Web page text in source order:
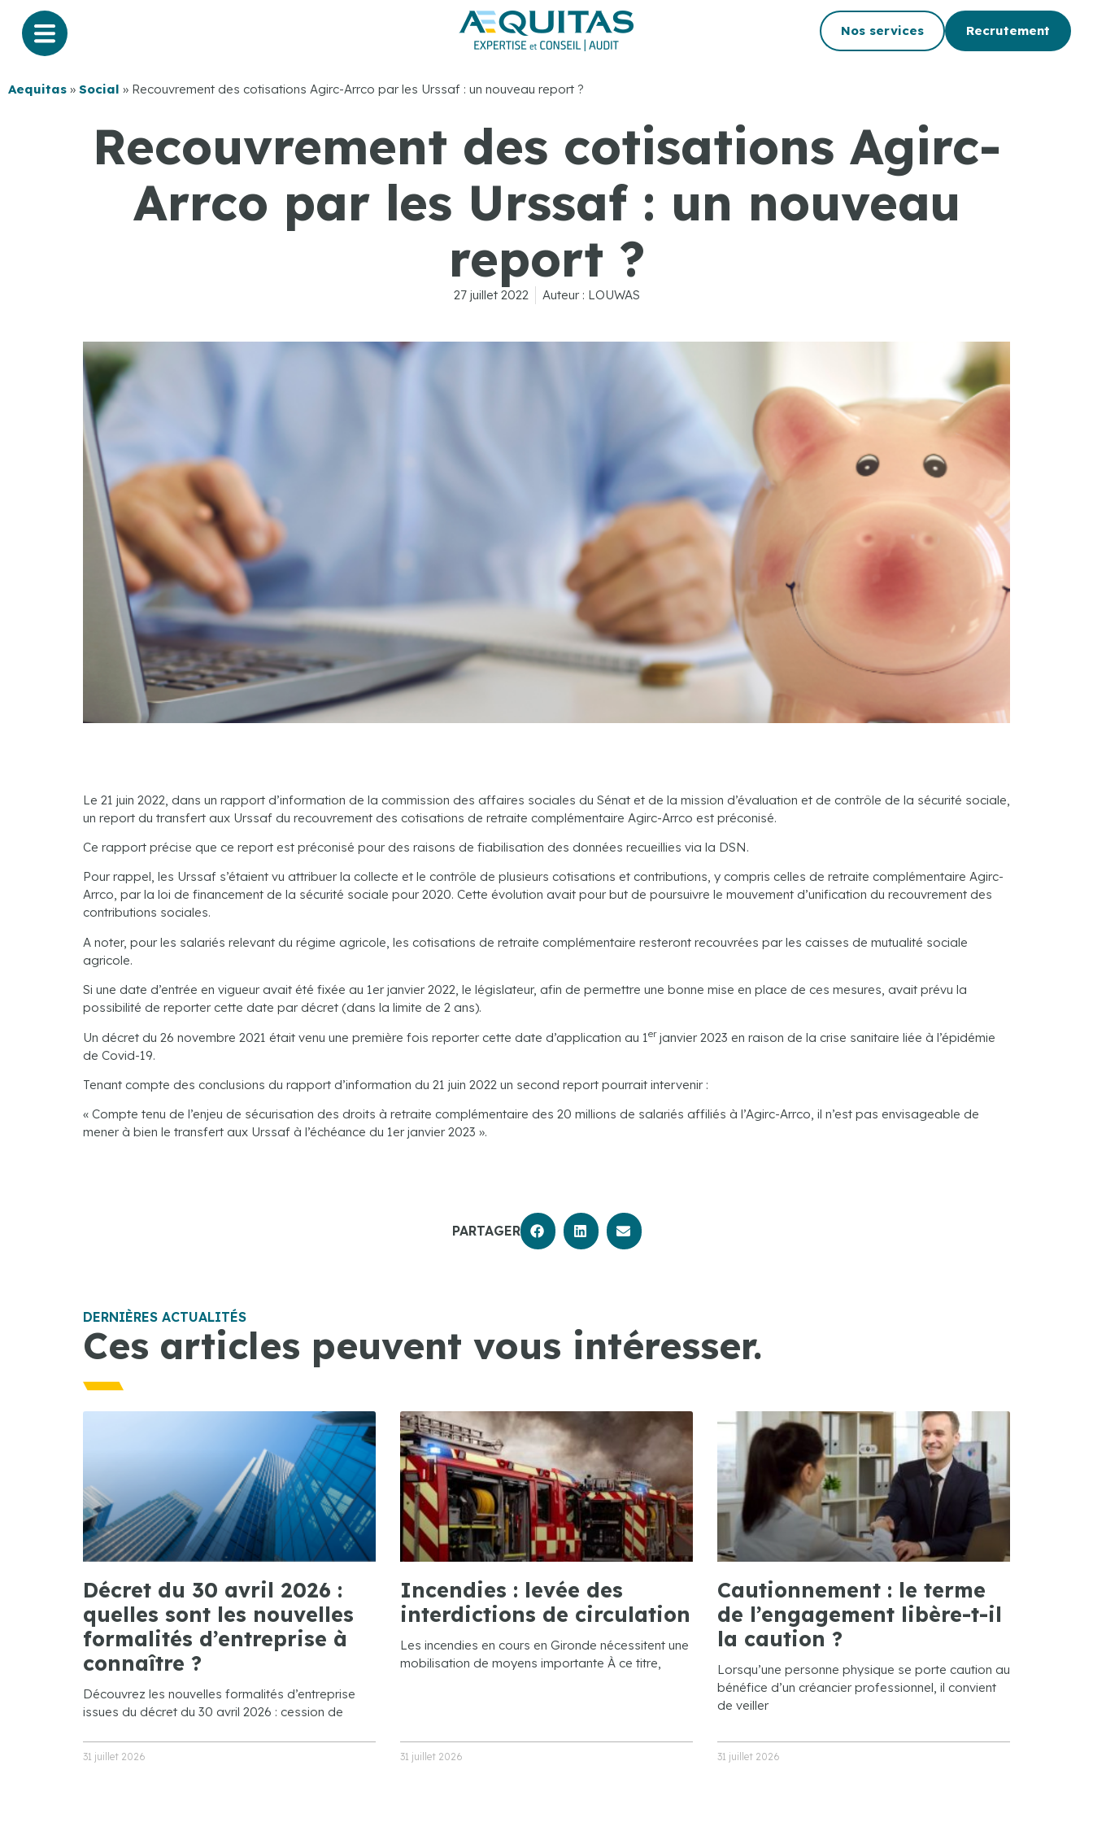
Nos services Recrutement
Aequitas » Social » Recouvrement des cotisations Agirc-Arrco par les Urssaf : un nouveau report ?
Recouvrement des cotisations Agirc-
Arrco par les Urssaf : un nouveau
report ?
27 juillet 2022 Auteur : LOUWAS
Le 21 juin 2022, dans un rapport d’information de la commission des affaires sociales du Sénat et de la mission d’évaluation et de contrôle de la sécurité sociale,
un report du transfert aux Urssaf du recouvrement des cotisations de retraite complémentaire Agirc-Arrco est préconisé.
Ce rapport précise que ce report est préconisé pour des raisons de fiabilisation des données recueillies via la DSN.
Pour rappel, les Urssaf s’étaient vu attribuer la collecte et le contrôle de plusieurs cotisations et contributions, y compris celles de retraite complémentaire Agirc-
Arrco, par la loi de financement de la sécurité sociale pour 2020. Cette évolution avait pour but de poursuivre le mouvement d’unification du recouvrement des
contributions sociales.
A noter, pour les salariés relevant du régime agricole, les cotisations de retraite complémentaire resteront recouvrées par les caisses de mutualité sociale
agricole.
Si une date d’entrée en vigueur avait été fixée au 1er janvier 2022, le législateur, afin de permettre une bonne mise en place de ces mesures, avait prévu la
possibilité de reporter cette date par décret (dans la limite de 2 ans).
Un décret du 26 novembre 2021 était venu une première fois reporter cette date d’application au 1erjanvier 2023 en raison de la crise sanitaire liée à l’épidémie
de Covid-19.
Tenant compte des conclusions du rapport d’information du 21 juin 2022 un second report pourrait intervenir :
« Compte tenu de l’enjeu de sécurisation des droits à retraite complémentaire des 20 millions de salariés affiliés à l’Agirc-Arrco, il n’est pas envisageable de
mener à bien le transfert aux Urssaf à l’échéance du 1er janvier 2023 ».
PARTAGER
DERNIÈRES ACTUALITÉS
Ces articles peuvent vous intéresser.
Décret du 30 avril 2026 :
quelles sont les nouvelles
formalités d’entreprise à
connaître ?
Découvrez les nouvelles formalités d’entreprise
issues du décret du 30 avril 2026 : cession de
31 juillet 2026
Incendies : levée des
interdictions de circulation
Les incendies en cours en Gironde nécessitent une
mobilisation de moyens importante À ce titre,
31 juillet 2026
Cautionnement : le terme
de l’engagement libère-t-il
la caution ?
Lorsqu’une personne physique se porte caution au
bénéfice d’un créancier professionnel, il convient
de veiller
31 juillet 2026